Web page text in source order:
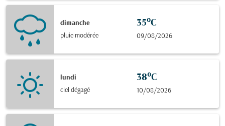
dimanche
pluie modérée
35°C
09/08/2026
lundi
ciel dégagé
38°C
10/08/2026